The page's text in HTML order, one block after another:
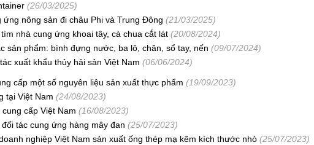
(26/03/2025)
nông sản đi châu Phi và Trung Đông (21/03/2025)
nhà cung ứng khoai tây, cà chua cắt lát (20/08/2024)
sản phẩm: bình đựng nước, ba lô, chăn, sổ tay, nến (09/07/2024)
xuất khẩu thủy hải sản Việt Nam (06/06/2024)
cấp một số nguyên liệu sản xuất thực phẩm (19/09/2023)
tại Việt Nam (24/08/2023)
cấp Việt Nam (16/08/2023)
tác cung ứng hàng mây đan (25/07/2023)
nghiệp Việt Nam sản xuất ống thép mạ kẽm kích thước nhỏ (25/07/2023)